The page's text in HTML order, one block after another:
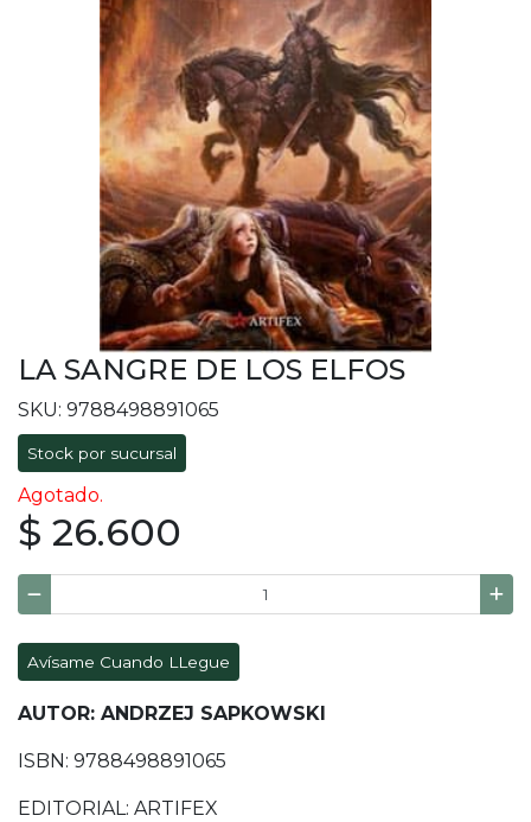
LA SANGRE DE LOS ELFOS
SKU: 9788498891065
Stock por sucursal
Agotado.
$ 26.600
Avísame Cuando LLegue
AUTOR: ANDRZEJ SAPKOWSKI
ISBN: 9788498891065
EDITORIAL: ARTIFEX